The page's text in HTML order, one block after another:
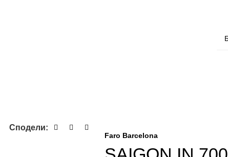
Сподели:
Faro Barcelona